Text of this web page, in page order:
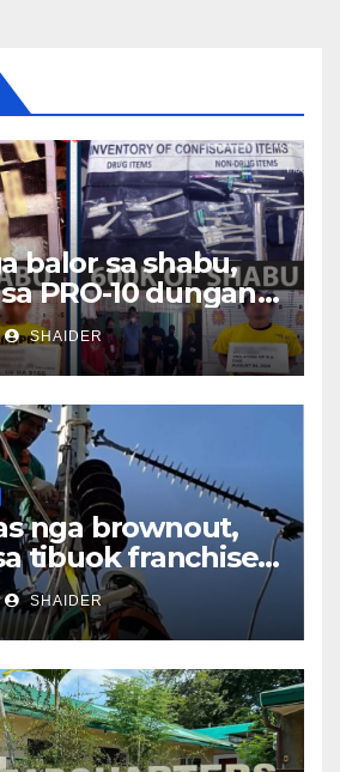
balor sa shabu,
PRO-10 dungan
sa duha ka
SHAIDER
nga brownout,
tibuok franchise
Light
16
SHAIDER